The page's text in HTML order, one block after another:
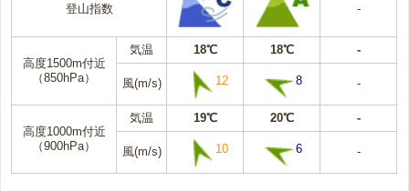
登山指数 -
高度1500m付近
（850hPa）
気温 18℃ 18℃ -
風(m/s) 12 8 -
高度1000m付近
（900hPa）
気温 19℃ 20℃ -
風(m/s) 10 6 -